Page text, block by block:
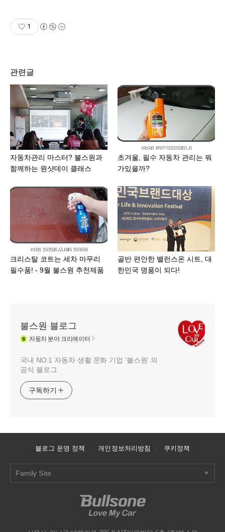
1
관련글
자동차관리 마스터? 불스원과
함께하는 원샷데이 클래스
초겨울, 필수 자동차 관리는 뭐
가있을까?
크리스탈 코트는 세차 마무리
필수품! - 9월 불스원 추천제품
골반 편안한 밸런스온 시트, 대
한민국 명품이 되다!
불스원 블로그
자동차분야 크리에이터
국내 NO.1 자동차 생활 문화 기업 ‘불스원’ 의
공식 블로그
구독하기
블로그 운영 정책 개인정보처리방침 쿠키정책
Family Site